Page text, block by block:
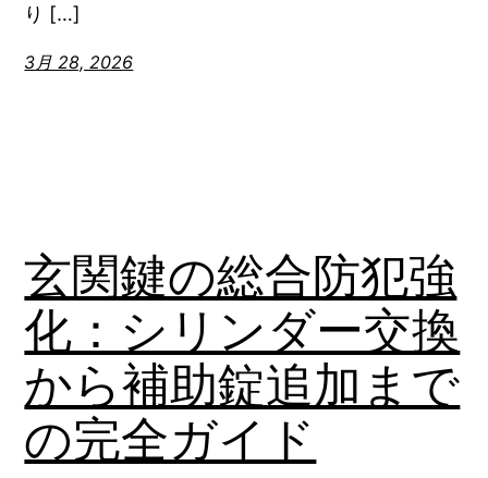
り […]
3月 28, 2026
玄関鍵の総合防犯強
化：シリンダー交換
から補助錠追加まで
の完全ガイド